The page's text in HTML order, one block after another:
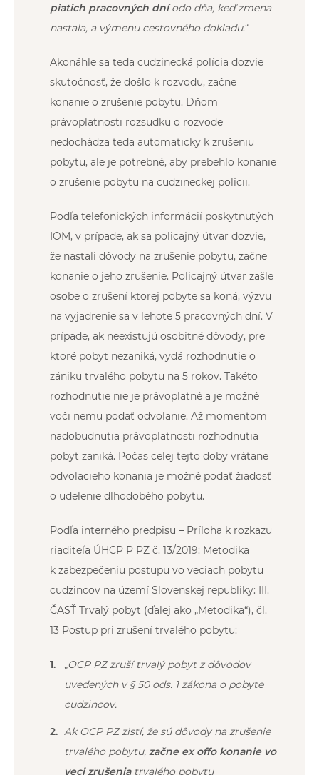
piatich pracovných dníodo dňa, keď zmena
nastala, a výmenu cestovného dokladu.“
Akonáhle sa teda cudzinecká polícia dozvie
skutočnosť, že došlo k rozvodu, začne
konanie o zrušenie pobytu. Dňom
právoplatnosti rozsudku o rozvode
nedochádza teda automaticky k zrušeniu
pobytu, ale je potrebné, aby prebehlo konanie
o zrušenie pobytu na cudzineckej polícii.
Podľa telefonických informácií poskytnutých
IOM, v prípade, ak sa policajný útvar dozvie,
že nastali dôvody na zrušenie pobytu, začne
konanie o jeho zrušenie. Policajný útvar zašle
osobe o zrušení ktorej pobyte sa koná, výzvu
na vyjadrenie sa v lehote 5 pracovných dní. V
prípade, ak neexistujú osobitné dôvody, pre
ktoré pobyt nezaniká, vydá rozhodnutie o
zániku trvalého pobytu na 5 rokov. Takéto
rozhodnutie nie je právoplatné a je možné
voči nemu podať odvolanie. Až momentom
nadobudnutia právoplatnosti rozhodnutia
pobyt zaniká. Počas celej tejto doby vrátane
odvolacieho konania je možné podať žiadosť
o udelenie dlhodobého pobytu.
Podľa interného predpisu – Príloha k rozkazu
riaditeľa ÚHCP P PZ č. 13/2019: Metodika
k zabezpečeniu postupu vo veciach pobytu
cudzincov na území Slovenskej republiky: III.
ČASŤ Trvalý pobyt (ďalej ako „Metodika“), čl.
13 Postup pri zrušení trvalého pobytu:
„OCP PZ zruší trvalý pobyt z dôvodov
uvedených v § 50 ods. 1 zákona o pobyte
cudzincov.
Ak OCP PZ zistí, že sú dôvody na zrušenie
trvalého pobytu, začne ex offo konanie vo
veci zrušenia trvalého pobytu